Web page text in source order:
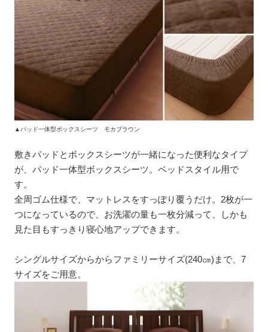
▲パッド一体型ボックスシーツ モカブラウン
敷きパッドとボックスシーツが一緒になった便利なタイプ
が、パッド一体型ボックスシーツ。ベッドスタイル用で
す。
全周ゴム仕様で、マットレスをすっぽり覆うだけ。2枚が一
つになっているので、お洗濯の量も一枚分減って、しかも
見た目もすっきり寝心地アップできます。
シングルサイズからからファミリーサイズ(240㎝)まで、7
サイズをご用意。